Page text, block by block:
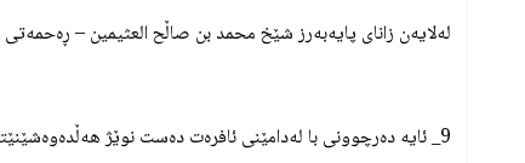
له‌لایه‌ن زانای پایه‌به‌رز شێخ محمد بن صاڵح العثيمين –
9_ ئایه‌ ده‌رچوونی با له‌دامێنی ئافره‌ت ده‌ست نوێژ هه‌ڵده‌وه‌شێنێته‌وه‌ ؟